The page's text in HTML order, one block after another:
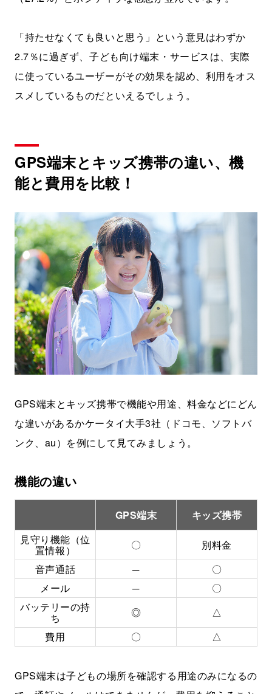
「持たせなくても良いと思う」という意見はわずか
2.7％に過ぎず、子ども向け端末・サービスは、実際
に使っているユーザーがその効果を認め、利用をオス
スメしているものだといえるでしょう。
GPS端末とキッズ携帯の違い、機
能と費用を比較！
GPS端末とキッズ携帯で機能や用途、料金などにどん
な違いがあるかケータイ大手3社（ドコモ、ソフトバ
ンク、au）を例にして見てみましょう。
機能の違い
GPS端末
キッズ携帯
見守り機能（位
置情報） 〇
別料金
音声通話
─
〇
メール
─
〇
バッテリーの持
ち ◎
△
費用
〇 △
GPS端末は子どもの場所を確認する用途のみになるの